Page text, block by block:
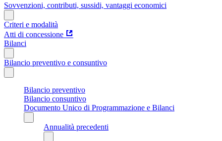
Sovvenzioni, contributi, sussidi, vantaggi economici
Criteri e modalità
Atti di concessione
Bilanci
Bilancio preventivo e consuntivo
Bilancio preventivo
Bilancio consuntivo
Documento Unico di Programmazione e Bilanci
Annualità precedenti